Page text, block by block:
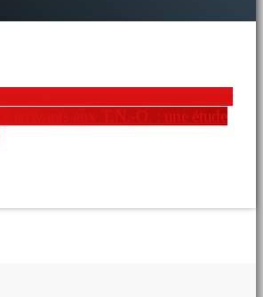
arrivants aux T.N.-O. : une étude